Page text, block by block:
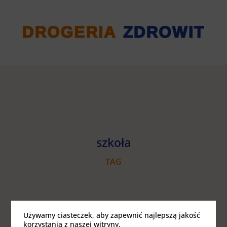
szkoła
TAG
Używamy ciasteczek, aby zapewnić najlepszą jakość
korzystania z naszej witryny.